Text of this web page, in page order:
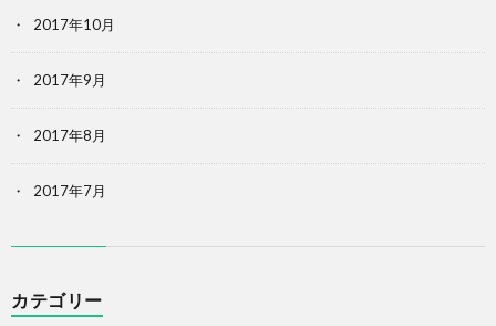
2017年10月
2017年9月
2017年8月
2017年7月
カテゴリー